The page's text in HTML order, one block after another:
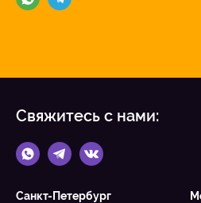
Свяжитесь с нами:
Санкт-Петербург